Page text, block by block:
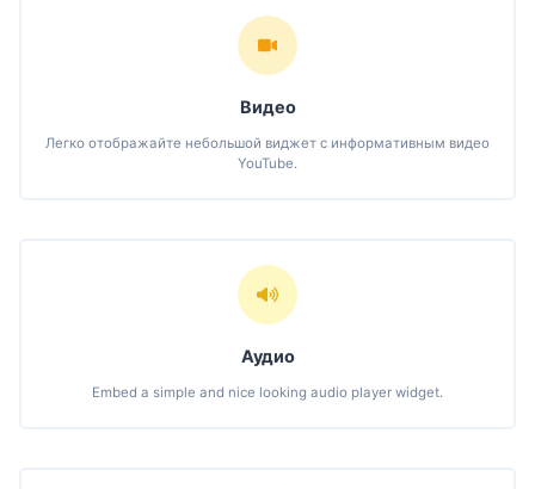
Видео
Легко отображайте небольшой виджет с информативным видео
YouTube.
Аудио
Embed a simple and nice looking audio player widget.